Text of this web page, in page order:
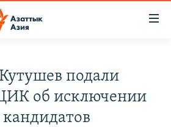
подали
об исключении